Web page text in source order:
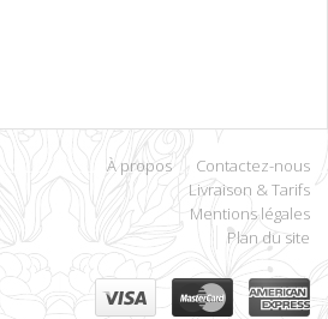
À propos
Contactez-nous
Livraison & Tarifs
Mentions légales
Plan du site